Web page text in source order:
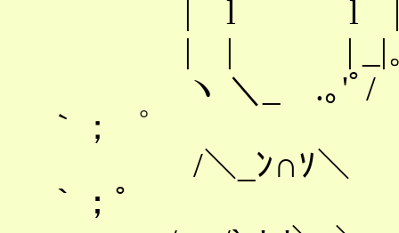
| l l
| | | _|。_.=
ヽ ＼_ .｡'ﾟ/ `
｀；゜
/＼_ﾝ∩ｿ
｀；゜